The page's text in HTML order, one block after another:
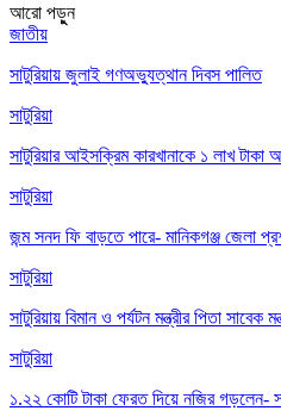
আরো পড়ুুন
জাতীয়
সাটুরিয়ায় জুলাই গণঅভ্যুত্থান দিবস পালিত
সাটুরিয়া
সাটুরিয়ার আইসক্রিম কারখানাকে ১ লাখ টাকা
সাটুরিয়া
জন্ম সনদ ফি বাড়তে পারে- মানিকগঞ্জ জেলা
সাটুরিয়া
সাটুরিয়ায় বিমান ও পর্যটন মন্ত্রীর পিতা সাবেক
সাটুরিয়া
১.২২ কোটি টাকা ফেরত দিয়ে নজির গড়লেন-